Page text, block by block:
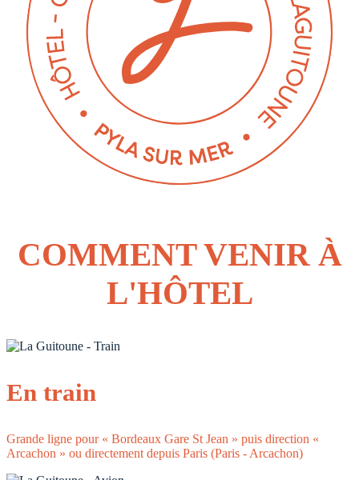
COMMENT VENIR À
L'HÔTEL
En train
Grande ligne pour « Bordeaux Gare St Jean » puis direction «
Arcachon » ou directement depuis Paris (Paris - Arcachon)